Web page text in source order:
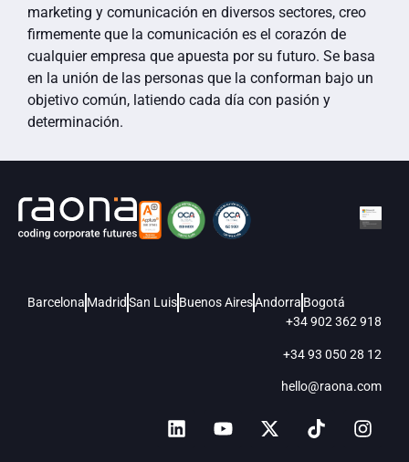
marketing y comunicación en diversos sectores, creo
firmemente que la comunicación es el corazón de
cualquier empresa que apuesta por su futuro. Se basa
en la unión de las personas que la conforman bajo un
objetivo común, latiendo cada día con pasión y
determinación.
Barcelona MadridSan LuisBuenos AiresAndorra Bogotá
+34 902 362 918
+34 93 050 28 12
hello@raona.com